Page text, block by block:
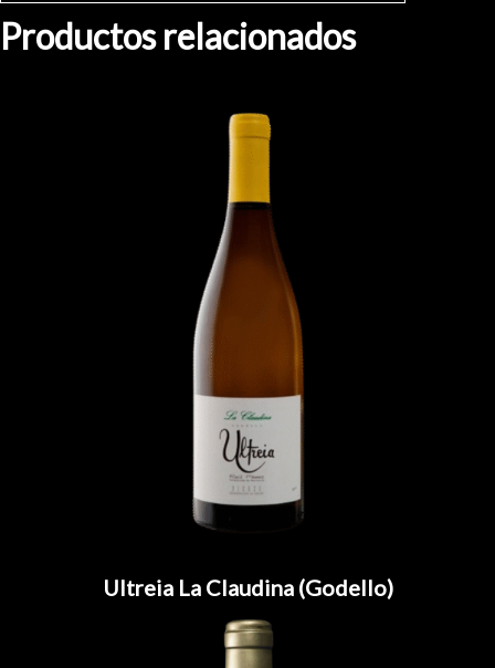
Productos relacionados
Ultreia La Claudina (Godello)